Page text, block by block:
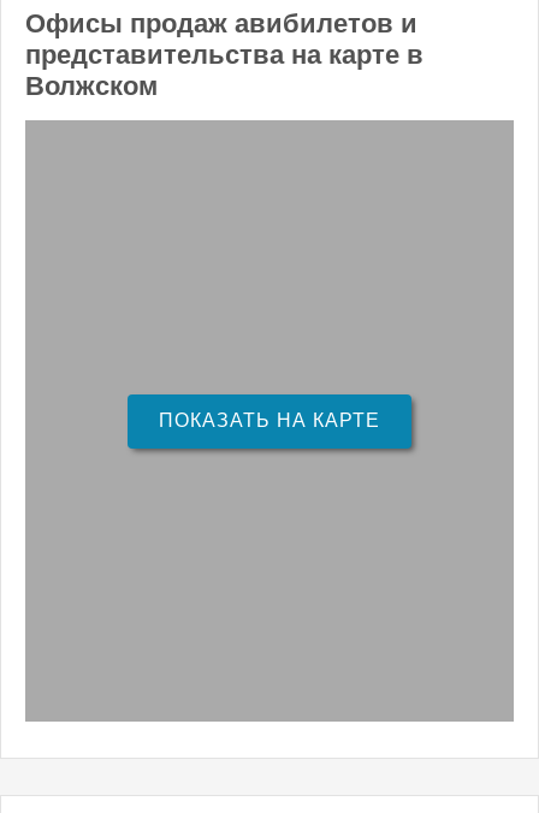
Офисы продаж авибилетов и
представительства на карте в
Волжском
ПОКАЗАТЬ НА КАРТЕ